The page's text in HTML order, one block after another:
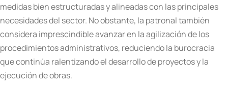
medidas bien estructuradas y alineadas con las principales
necesidades del sector. No obstante, la patronal también
considera imprescindible avanzar en la agilización de los
procedimientos administrativos, reduciendo la burocracia
que continúa ralentizando el desarrollo de proyectos y la
ejecución de obras.